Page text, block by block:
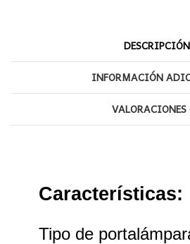
DESCRIPCIÓN
INFORMACIÓN
Características:
Tipo de